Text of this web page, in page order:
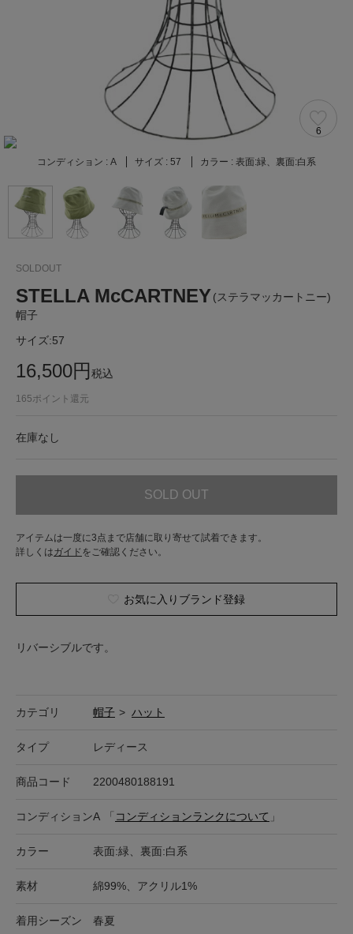
6
コンディション : A サイズ : 57 カラー : 表面:緑、裏面:白系
SOLDOUT
STELLA McCARTNEY(ステラマッカートニー)
帽子
サイズ:57
16,500円税込
165ポイント還元
在庫なし
SOLD OUT
アイテムは一度に3点まで店舗に取り寄せて試着できます。
詳しくはガイド をご確認ください。
お気に入りブランド登録
リバーシブルです。
カテゴリ 帽子 > ハット
タイプ レディース
商品コード 2200480188191
コンディションA 「 コンディションランクについて 」
カラー 表面:緑、裏面:白系
素材 綿99%、アクリル1%
着用シーズン 春夏